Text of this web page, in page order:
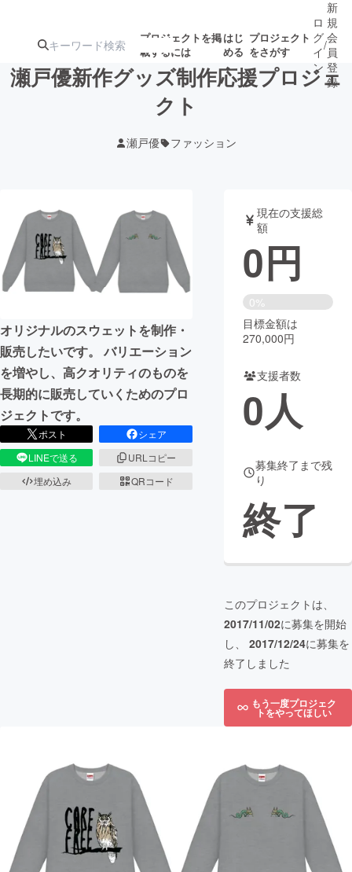
プロジェクトを掲
載するには
はじ
める
プロジェクト
をさがす
注目の新着プロ
ジェクト
ロジェクト
アート・写真 音楽
テクノロジー・ガジェット ゲーム・サ
映像・映画 書籍・雑誌
ビジネス・起業 チャレンジ
まちづくり・地域活性化
CAMPFIRE for Social Good CAMPFIRE Creation
CAMPFIREふるさと納税
ロ
グ
イ
ン
/
新
規
会
員
登
録
瀬戸優新作グッズ制作応援プロジェ
クト
瀬戸優 ファッション
オリジナルのスウェットを制作・
販売したいです。 バリエーション
を増やし、高クオリティのものを
長期的に販売していくためのプロ
ジェクトです。
ポスト
シェア
LINEで送る
URLコピー
埋め込み
QRコード
現在の支援総
額
0円
0%
目標金額は
270,000円
支援者数
0人
募集終了まで残
り
終了
このプロジェクトは、
2017/11/02に募集を開始
し、 2017/12/24に募集を
終了しました
もう一度プロジェク
トをやってほしい